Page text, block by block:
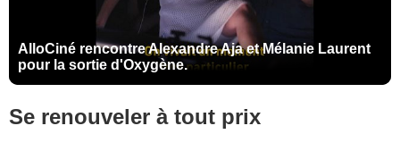
AlloCiné rencontre Alexandre Aja et Mélanie Laurent
pour la sortie d'Oxygène.
Se renouveler à tout prix